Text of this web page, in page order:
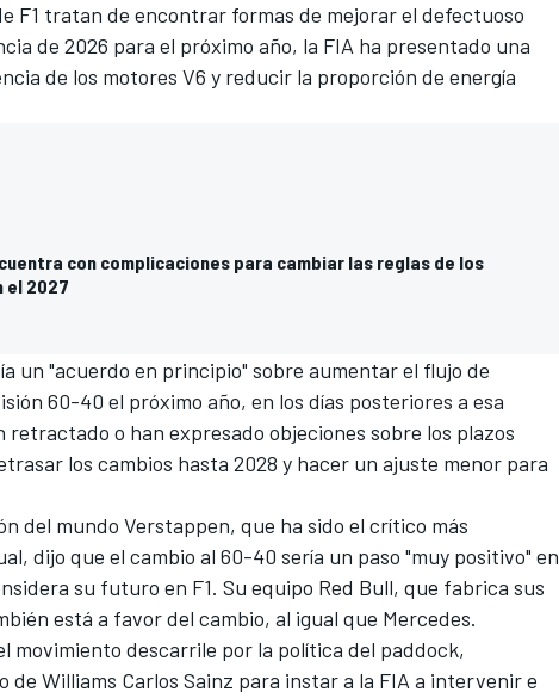
F1 tratan de encontrar formas de mejorar el defectuoso
de 2026 para el próximo año, la FIA ha presentado una
de los motores V6 y reducir la proporción de energía
con complicaciones para cambiar las reglas de los
el 2027
un "acuerdo en principio" sobre aumentar el flujo de
60-40 el próximo año, en los días posteriores a esa
o han expresado objeciones sobre los plazos
los cambios hasta 2028 y hacer un ajuste menor para
del mundo Verstappen, que ha sido el crítico más
dijo que el cambio al 60-40 sería un paso "muy positivo" en
su futuro en F1. Su equipo Red Bull, que fabrica sus
está a favor del cambio, al igual que Mercedes.
movimiento descarrile por la política del paddock,
de Williams Carlos Sainz para instar a la FIA a intervenir e